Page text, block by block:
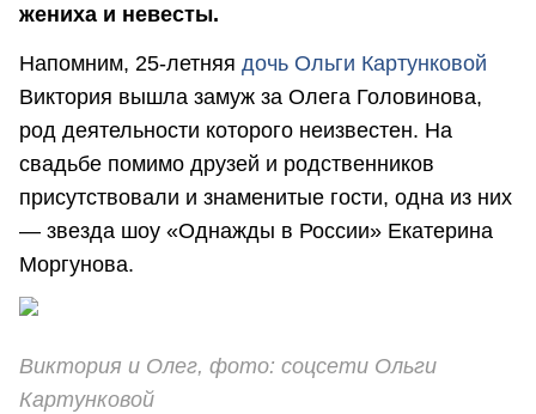
жениха и невесты.
Напомним, 25-летняя дочь Ольги Картунковой
Виктория вышла замуж за Олега Головинова,
род деятельности которого неизвестен. На
свадьбе помимо друзей и родственников
присутствовали и знаменитые гости, одна из них
— звезда шоу «Однажды в России» Екатерина
Моргунова.
Виктория и Олег, фото: соцсети Ольги
Картунковой